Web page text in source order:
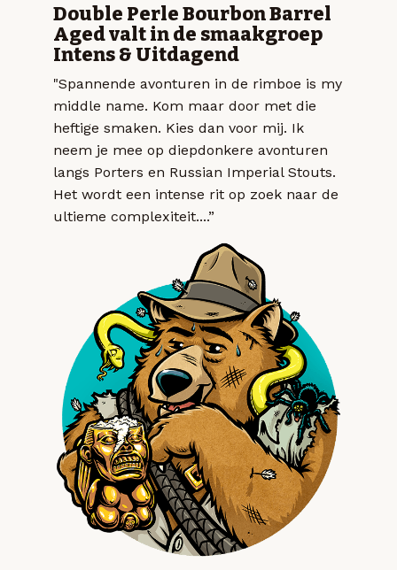
Double Perle Bourbon Barrel
Aged valt in de smaakgroep
Intens & Uitdagend
"Spannende avonturen in de rimboe is my
middle name. Kom maar door met die
heftige smaken. Kies dan voor mij. Ik
neem je mee op diepdonkere avonturen
langs Porters en Russian Imperial Stouts.
Het wordt een intense rit op zoek naar de
ultieme complexiteit....”